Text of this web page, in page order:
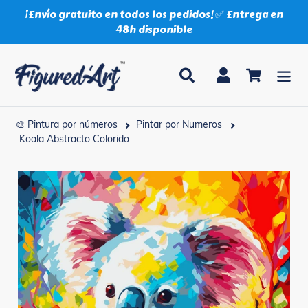
directamente
¡Envío gratuito en todos los pedidos! ✅ Entrega en
48h disponible
Buscar IngresarCarrito
🎨 Pintura por números
Pintar por Numeros
Koala Abstracto Colorido